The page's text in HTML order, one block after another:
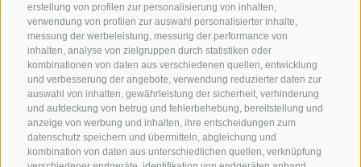
erstellung von profilen zur personalisierung von inhalten,
verwendung von profilen zur auswahl personalisierter inhalte,
messung der werbeleistung, messung der performance von
inhalten, analyse von zielgruppen durch statistiken oder
kombinationen von daten aus verschiedenen quellen, entwicklung
und verbesserung der angebote, verwendung reduzierter daten zur
auswahl von inhalten, gewährleistung der sicherheit, verhinderung
und aufdeckung von betrug und fehlerbehebung, bereitstellung und
anzeige von werbung und inhalten, ihre entscheidungen zum
datenschutz speichern und übermitteln, abgleichung und
kombination von daten aus unterschiedlichen quellen, verknüpfung
Becherhaus
(3195 m)
Auf Karte
anzeigen
Öffnungszeiten: